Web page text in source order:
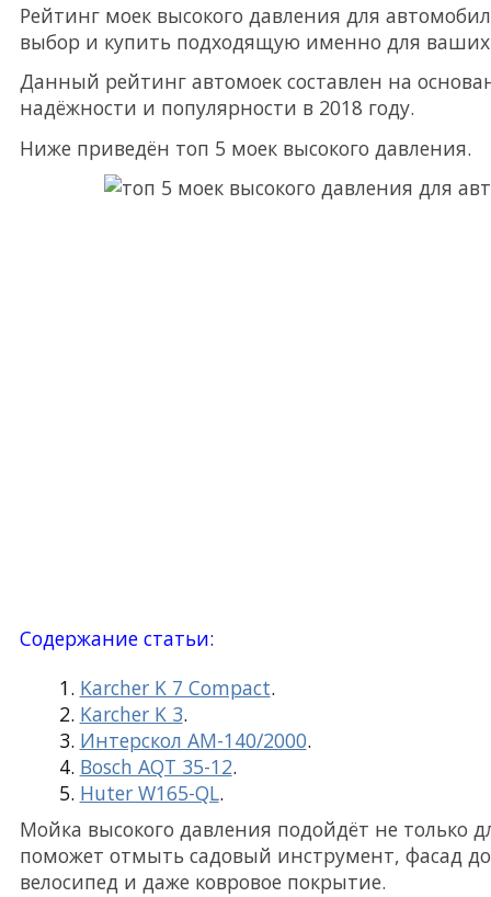
Рейтинг моек высокого давления для
выбор и купить подходящую именно для
Данный рейтинг автомоек составлен на
надёжности и популярности в 2018 году.
Ниже приведён топ 5 моек высокого давления.
Содержание статьи:
Karcher K 7 Compact.
Karcher K 3.
Интерскол АМ-140/2000.
Bosch AQT 35-12.
Huter W165-QL.
Мойка высокого давления подойдёт не только
поможет отмыть садовый инструмент, фасад
велосипед и даже ковровое покрытие.